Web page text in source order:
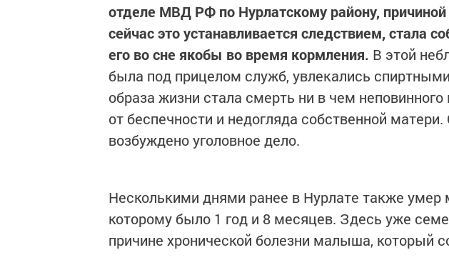
отделе МВД РФ по Нурлатскому району,
сейчас это устанавливается следствием, стала
его во сне якобы во время кормления. В этой
была под прицелом служб, увлекались
образа жизни стала смерть ни в чем
от беспечности и недогляда собственной
возбуждено уголовное дело.
Несколькими днями ранее в Нурлате также умер
которому было 1 год и 8 месяцев. Здесь уже
причине хронической болезни малыша, который